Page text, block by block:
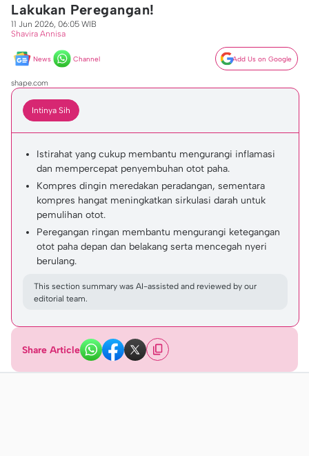
Lakukan Peregangan!
11 Jun 2026, 06:05 WIB
Shavira Annisa
News Channel Add Us on Google
shape.com
Intinya Sih
Istirahat yang cukup membantu mengurangi inflamasi
dan mempercepat penyembuhan otot paha.
Kompres dingin meredakan peradangan, sementara
kompres hangat meningkatkan sirkulasi darah untuk
pemulihan otot.
Peregangan ringan membantu mengurangi ketegangan
otot paha depan dan belakang serta mencegah nyeri
berulang.
This section summary was AI-assisted and reviewed by our
editorial team.
Share Article